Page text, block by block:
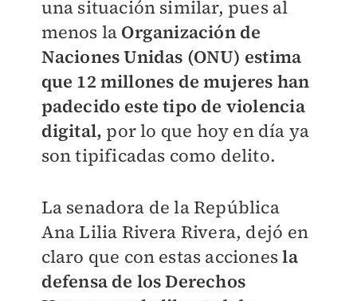
una situación similar, pues al
menos la Organización de
Naciones Unidas (ONU) estima
que 12 millones de mujeres han
padecido este tipo de violencia
digital, por lo que hoy en día ya
son tipificadas como delito.
La senadora de la República
Ana Lilia Rivera Rivera, dejó en
claro que con estas accionesla
defensa de los Derechos